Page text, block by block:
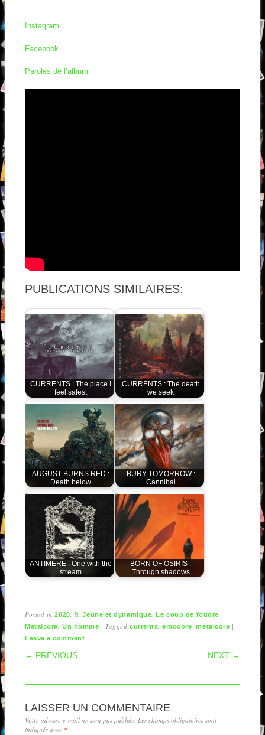
Instagram
Facebook
Paroles de l’album
PUBLICATIONS SIMILAIRES:
CURRENTS : The place I
feel safest
CURRENTS : The death
we seek
AUGUST BURNS RED :
Death below
BURY TOMORROW :
Cannibal
ANTIMERE : One with the
stream
BORN OF OSIRIS :
Through shadows
Posted in2020, 9,Jeune et dynamique,Le coup de foudre,
Metalcore,Un homme |Tagged currents,emocore,metalcore |
Leave a comment |
POST NAVIGATION
← PREVIOUS NEXT →
LAISSER UN COMMENTAIRE
Votre adresse e-mail ne sera pas publiée. Les champs obligatoires sont
indiqués avec *